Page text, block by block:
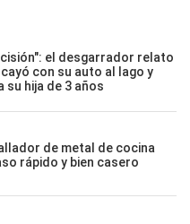
el desgarrador relato
con su auto al lago y
su hija de 3 años
de metal de cocina
rápido y bien casero